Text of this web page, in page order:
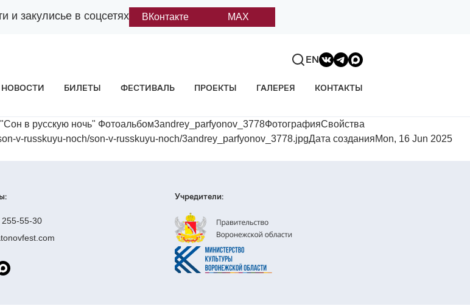
и закулисье в соцсетях ВКонтакте MAX
НОВОСТИ БИЛЕТЫ ФЕСТИВАЛЬ ПРОЕКТЫ ГАЛЕРЕЯ КОНТАКТЫ
EN
в русскую ночь" Фотоальбом3andrey_parfyonov_3778ФотографияСвойства
v-russkuyu-noch/son-v-russkuyu-noch/3andrey_parfyonov_3778.jpgДата созданияMon, 16 Jun 2025
55-30
Учредители: